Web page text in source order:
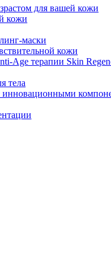
для вашей кожи
кожи
маски
кожи
Age терапии Skin
тела
инновационными